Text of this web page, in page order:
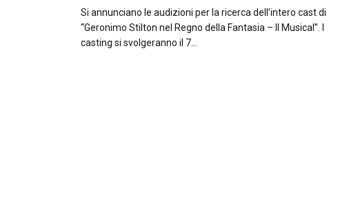
Si annunciano le audizioni per la ricerca dell’intero cast di
“Geronimo Stilton nel Regno della Fantasia – Il Musical”. I
casting si svolgeranno il 7…